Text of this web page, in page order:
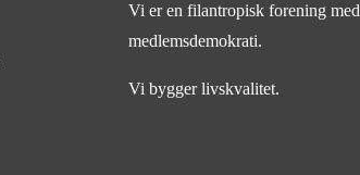
Vi er en filantropisk forening med
medlemsdemokrati.
Vi bygger livskvalitet.